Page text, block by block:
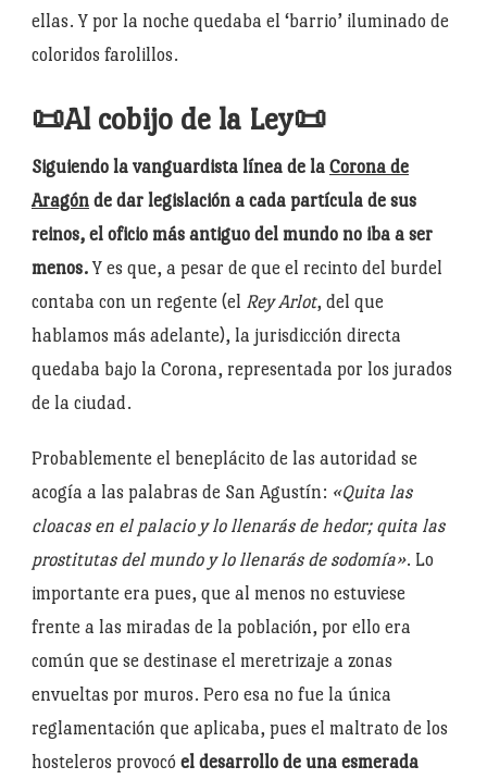
ellas. Y por la noche quedaba el ‘barrio’ iluminado de
coloridos farolillos.
📜Al cobijo de la Ley📜
Siguiendo la vanguardista línea de la Corona de
Aragón de dar legislación a cada partícula de sus
reinos, el oficio más antiguo del mundo no iba a ser
menos.Y es que, a pesar de que el recinto del burdel
contaba con un regente (el Rey Arlot, del que
hablamos más adelante), la jurisdicción directa
quedaba bajo la Corona, representada por los jurados
de la ciudad.
Probablemente el beneplácito de las autoridad se
acogía a las palabras de San Agustín: «Quita las
cloacas en el palacio y lo llenarás de hedor; quita las
prostitutas del mundo y lo llenarás de sodomía». Lo
importante era pues, que al menos no estuviese
frente a las miradas de la población, por ello era
común que se destinase el meretrizaje a zonas
envueltas por muros. Pero esa no fue la única
reglamentación que aplicaba, pues el maltrato de los
hosteleros provocó el desarrollo de una esmerada